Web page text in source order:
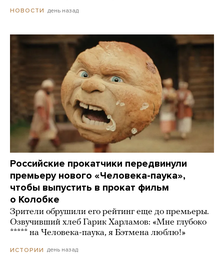
НОВОСТИ день назад
Российские прокатчики передвинули
премьеру нового «Человека-паука»,
чтобы выпустить в прокат фильм
о Колобке
Зрители обрушили его рейтинг еще до премьеры.
Озвучивший хлеб Гарик Харламов: «Мне глубоко
***** на Человека-паука, я Бэтмена люблю!»
ИСТОРИИ день назад